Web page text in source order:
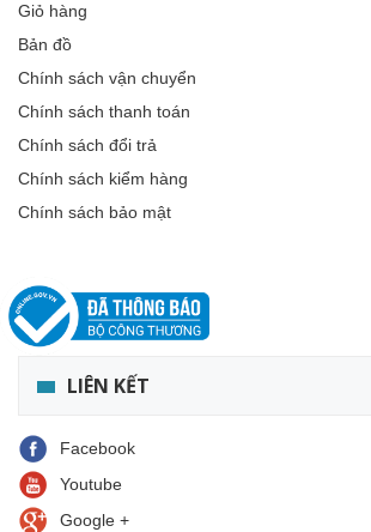
Giỏ hàng
Bản đồ
Chính sách vận chuyển
Chính sách thanh toán
Chính sách đổi trả
Chính sách kiểm hàng
Chính sách bảo mật
LIÊN KẾT
Facebook
Youtube
Google +